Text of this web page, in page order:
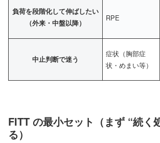
負荷を段階化して伸ばしたい
（外来・中盤以降）
RPE
中止判断で迷う
症状（胸部症
状・めまい等）
FITT の最小セット（まず “続く
る）